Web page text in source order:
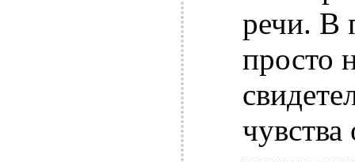
речи. В
просто
чувства